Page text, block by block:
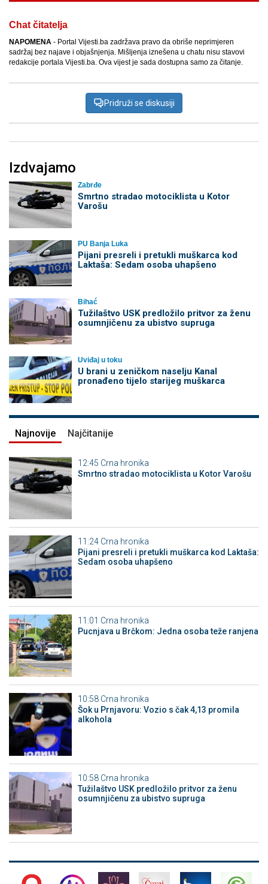
Chat čitatelja
NAPOMENA - Portal Vijesti.ba zadržava pravo da obriše neprimjeren
sadržaj bez najave i objašnjenja. Mišljenja iznešena u chatu nisu stavovi
redakcije portala Vijesti.ba. Ova vijest je sada dostupna samo za čitanje.
Pridruži se diskusiji
Izdvajamo
Zabrđe
Smrtno stradao motociklista u Kotor
Varošu
PU Banja Luka
Pijani presreli i pretukli muškarca kod
Laktaša: Sedam osoba uhapšeno
Bihać
Tužilaštvo USK predložilo pritvor za ženu
osumnjičenu za ubistvo supruga
Uviđaj u toku
U brani u zeničkom naselju Kanal
pronađeno tijelo starijeg muškarca
Najnovije Najčitanije
12:45 Crna hronika
Smrtno stradao motociklista u Kotor Varošu
11:24 Crna hronika
Pijani presreli i pretukli muškarca kod Laktaša:
Sedam osoba uhapšeno
11:01 Crna hronika
Pucnjava u Brčkom: Jedna osoba teže ranjena
10:58 Crna hronika
Šok u Prnjavoru: Vozio s čak 4,13 promila
alkohola
10:58 Crna hronika
Tužilaštvo USK predložilo pritvor za ženu
osumnjičenu za ubistvo supruga